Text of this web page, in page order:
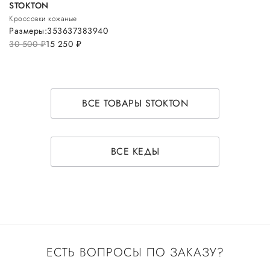
STOKTON
Кроссовки кожаные
30 500руб.15 250 руб.
Размеры:353637383940
ВСЕ ТОВАРЫ STOKTON
ВСЕ КЕДЫ
ЕСТЬ ВОПРОСЫ ПО ЗАКАЗУ?